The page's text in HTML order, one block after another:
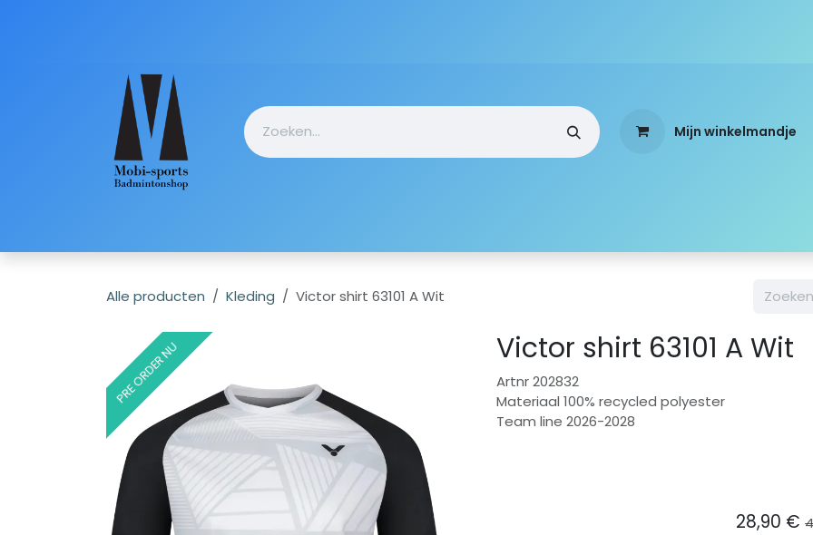
Mijn winkelmandje
Alle producten Kleding Victor shirt 63101 A Wit
PRE ORDER NU
PRE ORDER NU Victor shirt 63101 A Wit
Artnr 202832
Materiaal 100% recycled polyester
Team line 2026-2028
28,90 €